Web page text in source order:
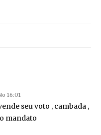
16:01
seu voto , cambada ,
mandato